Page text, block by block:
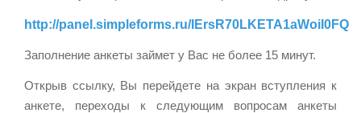
http://panel.simpleforms.ru/IErsR70LKETA1aWoiI0FQ
Заполнение анкеты займет у Вас не более 15 минут.
Открыв ссылку, Вы перейдете на экран вступления к
анкете, переходы к следующим вопросам анкеты